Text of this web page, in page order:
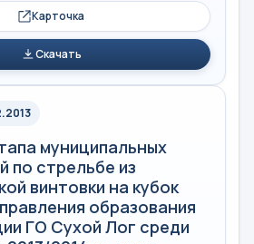
Карточка
Скачать
муниципальных
по стрельбе из
винтовки на кубок
образования
ГО Сухой Лог среди